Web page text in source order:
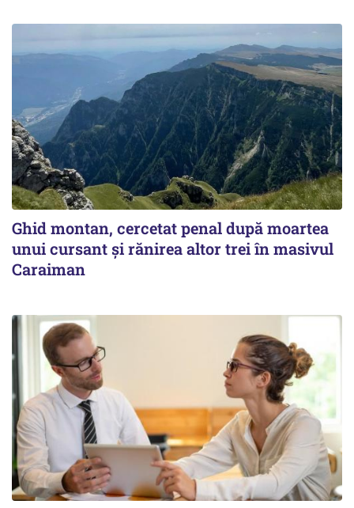
Ghid montan, cercetat penal după moartea
unui cursant și rănirea altor trei în masivul
Caraiman